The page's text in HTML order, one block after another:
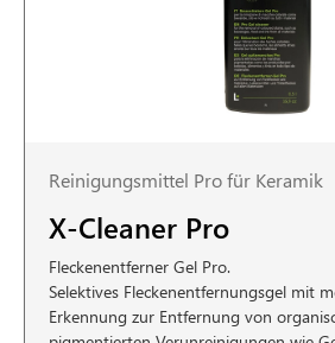
Reinigungsmittel Pro für Keramik
X-Cleaner Pro
Fleckenentferner Gel Pro.
Selektives Fleckenentfernungsgel mit
Erkennung zur Entfernung von